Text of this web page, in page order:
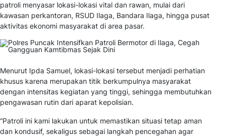
patroli menyasar lokasi-lokasi vital dan rawan, mulai dari
kawasan perkantoran, RSUD Ilaga, Bandara Ilaga, hingga pusat
aktivitas ekonomi masyarakat di area pasar.
Menurut Ipda Samuel, lokasi-lokasi tersebut menjadi perhatian
khusus karena merupakan titik berkumpulnya masyarakat
dengan intensitas kegiatan yang tinggi, sehingga membutuhkan
pengawasan rutin dari aparat kepolisian.
“Patroli ini kami lakukan untuk memastikan situasi tetap aman
dan kondusif, sekaligus sebagai langkah pencegahan agar